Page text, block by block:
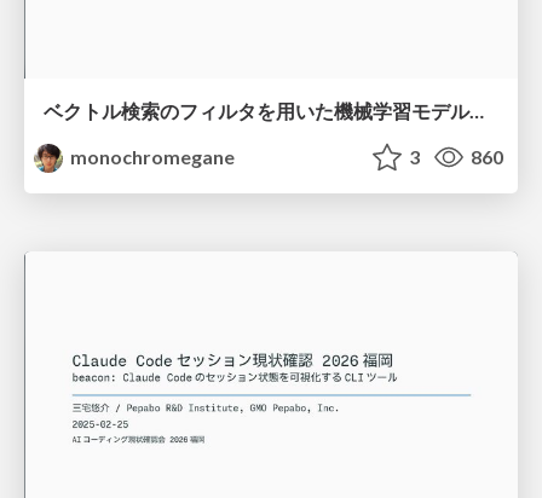
ベクトル検索のフィルタを用いた機械学習モデルとの統合 / python-meetup-fukuoka-06-vector-attr
monochromegane
3 860